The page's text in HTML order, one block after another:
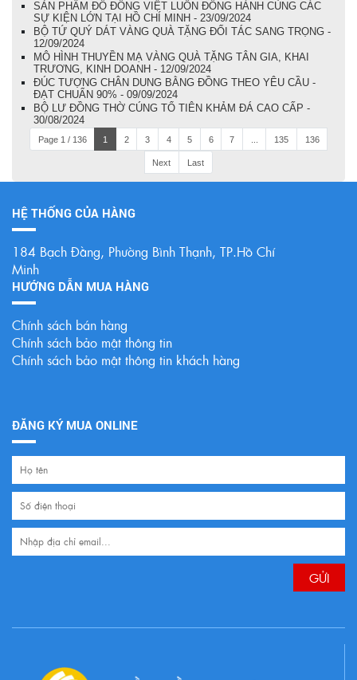
SẢN PHẨM ĐỒ ĐỒNG VIỆT LUÔN ĐỒNG HÀNH CÙNG CÁC
SỰ KIỆN LỚN TẠI HỒ CHÍ MINH - 23/09/2024
BỘ TỨ QUÝ DÁT VÀNG QUÀ TẶNG ĐỐI TÁC SANG TRỌNG -
12/09/2024
MÔ HÌNH THUYỀN MẠ VÀNG QUÀ TẶNG TÂN GIA, KHAI
TRƯƠNG, KINH DOANH - 12/09/2024
ĐÚC TƯỢNG CHÂN DUNG BẰNG ĐỒNG THEO YÊU CẦU -
ĐẠT CHUẨN 90% - 09/09/2024
BỘ LƯ ĐỒNG THỜ CÚNG TỔ TIÊN KHẢM ĐÁ CAO CẤP -
30/08/2024
Page 1 / 136 1 2 3 4 5 6 7 135 136
Next Last
HỆ THỐNG CỦA HÀNG
184 Bạch Đằng, Phường Bình Thạnh, TP.Hồ Chí
Minh
HƯỚNG DẪN MUA HÀNG
Chính sách bán hàng
Chính sách bảo mật thông tin
Chính sách bảo mật thông tin khách hàng
ĐĂNG KÝ MUA ONLINE